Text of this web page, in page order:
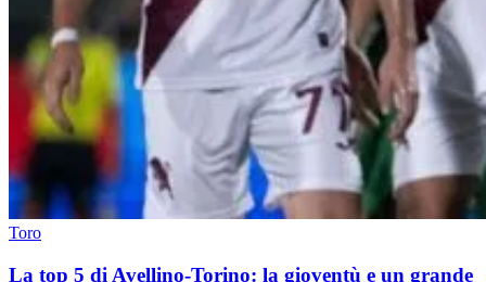
Toro
La top 5 di Avellino-Torino: la gioventù e un grande